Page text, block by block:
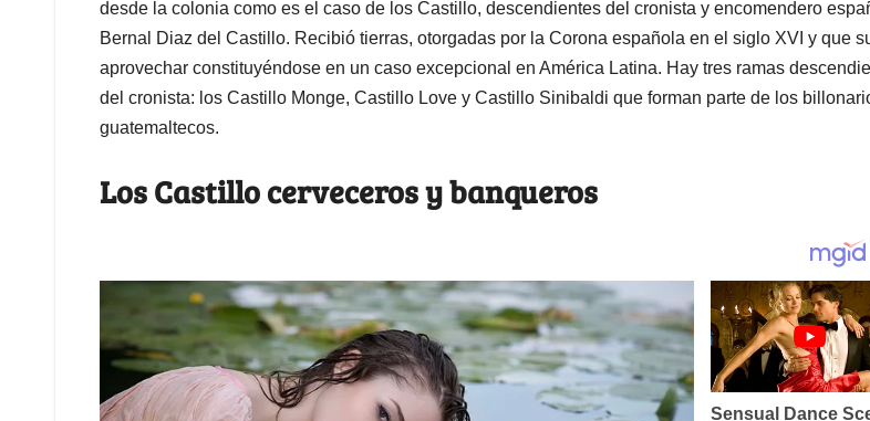
desde la colonia como es el caso de los Castillo, descendientes del cronista y encomendero
Bernal Diaz del Castillo. Recibió tierras, otorgadas por la Corona española en el siglo XVI y que
aprovechar constituyéndose en un caso excepcional en América Latina. Hay tres ramas
del cronista: los Castillo Monge, Castillo Love y Castillo Sinibaldi que forman parte de los
guatemaltecos.
Los Castillo cerveceros y banqueros